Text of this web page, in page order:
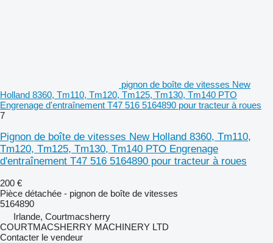
pignon de boîte de vitesses New
Holland 8360, Tm110, Tm120, Tm125, Tm130, Tm140 PTO
Engrenage d'entraînement T47 516 5164890 pour tracteur à roues
7
Pignon de boîte de vitesses New Holland 8360, Tm110,
Tm120, Tm125, Tm130, Tm140 PTO Engrenage
d'entraînement T47 516 5164890 pour tracteur à roues
200 €
Pièce détachée - pignon de boîte de vitesses
5164890
Irlande, Courtmacsherry
COURTMACSHERRY MACHINERY LTD
Contacter le vendeur